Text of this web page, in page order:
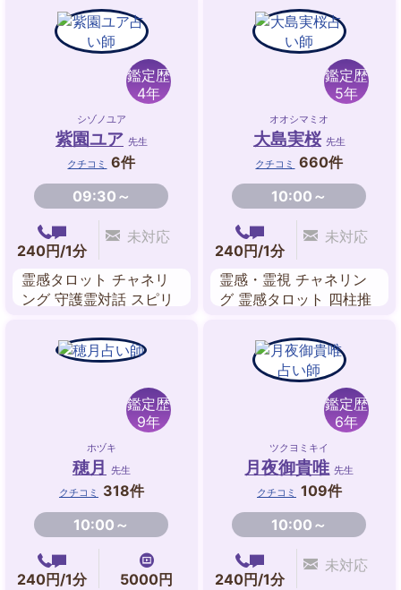
ルマンカード
リング 祈願・祈祷 霊感
タロット ヒーリング
鑑定歴
4年
シゾノユア
紫園ユア 先生
クチコミ
6件
09:30～
240円/1分
未対応
霊感タロット チャネリ
ング 守護霊対話 スピリ
ペンジュラム・ダウジン
グ 魔術 縁結びヒーリン
鑑定歴
5年
オオシマミオ
大島実桜 先生
クチコミ
660件
10:00～
240円/1分
未対応
霊感・霊視 チャネリン
グ 霊感タロット 四柱推
タロット
鑑定歴
9年
ホヅキ
穂月 先生
クチコミ
318件
10:00～
240円/1分
5000円
鑑定歴
6年
ツクヨミキイ
月夜御貴唯 先生
クチコミ 109件
10:00～
240円/1分
未対応